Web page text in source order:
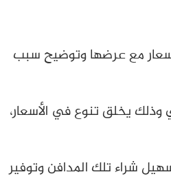
مع عرضها وتوضيح سبب
يخلق تنوع في الأسعار،
شراء تلك المدافن وتوفير